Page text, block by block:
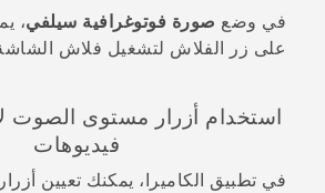
في وضع صورة فوتوغرافية سيلفي،
على زر الفلاش لتشغيل فلاش الشاشة
استخدام أزرار مستوى الصوت
فيديوهات
في تطبيق الكاميرا ، يمكنك تعيين أزرار